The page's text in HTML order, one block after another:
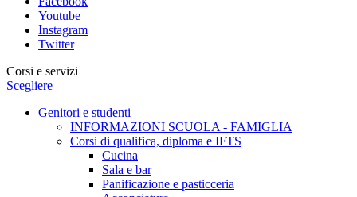
Youtube
Instagram
Twitter
Corsi e servizi
Scegliere
Genitori e studenti
INFORMAZIONI SCUOLA - FAMIGLIA
Corsi di qualifica, diploma e IFTS
Cucina
Sala e bar
Panificazione e pasticceria